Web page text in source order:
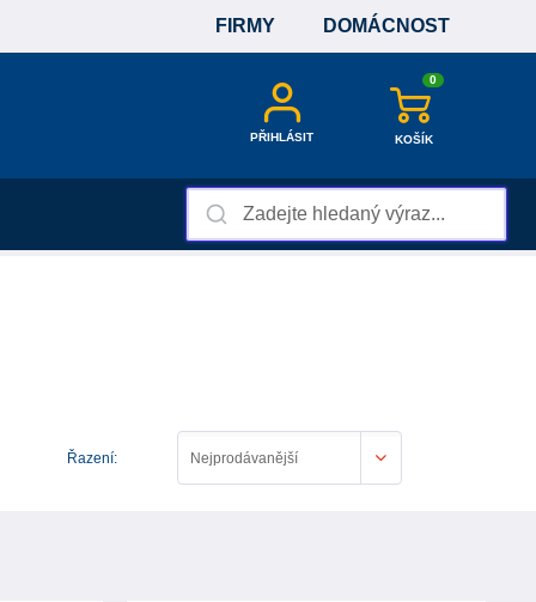
FIRMY DOMÁCNOST
PŘIHLÁSIT
0
KOŠÍK
Řazení: Nejprodávanější